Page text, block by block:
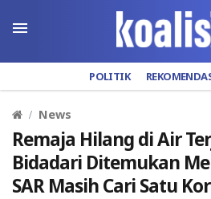
POLITIK
News
Remaja Hilang di Air
Bidadari Ditemukan
SAR Masih Cari Satu